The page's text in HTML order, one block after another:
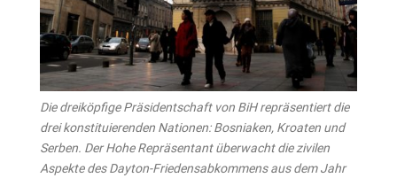
Die dreiköpfige Präsidentschaft von BiH repräsentiert die
drei konstituierenden Nationen: Bosniaken, Kroaten und
Serben. Der Hohe Repräsentant überwacht die zivilen
Aspekte des Dayton-Friedensabkommens aus dem Jahr